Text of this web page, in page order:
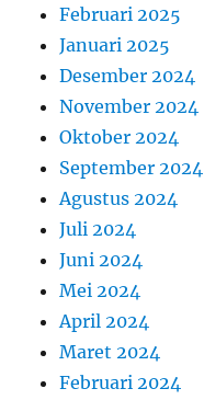
Februari 2025
Januari 2025
Desember 2024
November 2024
Oktober 2024
September 2024
Agustus 2024
Juli 2024
Juni 2024
Mei 2024
April 2024
Maret 2024
Februari 2024